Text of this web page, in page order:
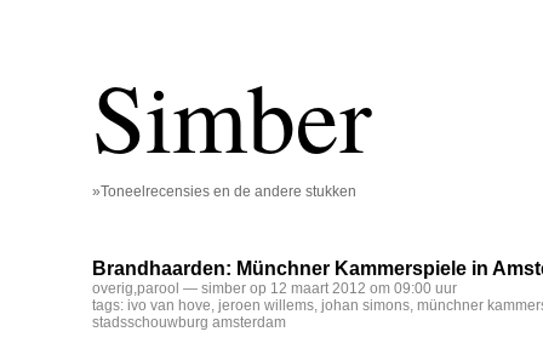
Simber
»Toneelrecensies en de andere stukken
Brandhaarden: Münchner Kammerspiele in
overig,parool — simber op 12 maart 2012 om 09:00 uur
tags: ivo van hove, jeroen willems, johan simons, münchner
stadsschouwburg amsterdam